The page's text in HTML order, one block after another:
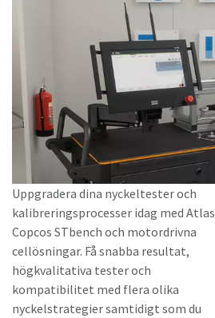
Uppgradera dina nyckeltester och
kalibreringsprocesser idag med Atlas
Copcos STbench och motordrivna
cellösningar. Få snabba resultat,
högkvalitativa tester och
kompatibilitet med flera olika
nyckelstrategier samtidigt som du